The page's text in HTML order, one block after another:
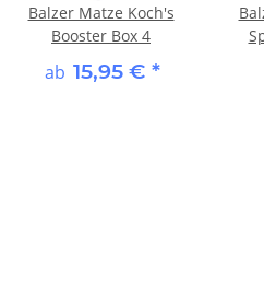
Balzer Matze Koch's
Booster Box 4
ab 15,95 € *